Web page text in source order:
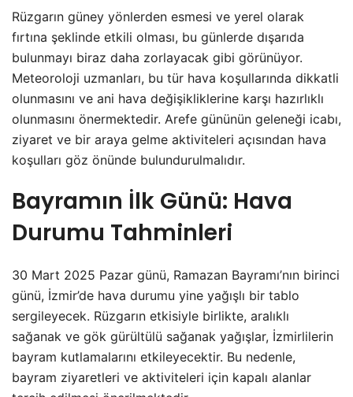
Rüzgarın güney yönlerden esmesi ve yerel olarak
fırtına şeklinde etkili olması, bu günlerde dışarıda
bulunmayı biraz daha zorlayacak gibi görünüyor.
Meteoroloji uzmanları, bu tür hava koşullarında dikkatli
olunmasını ve ani hava değişikliklerine karşı hazırlıklı
olunmasını önermektedir. Arefe gününün geleneği icabı,
ziyaret ve bir araya gelme aktiviteleri açısından hava
koşulları göz önünde bulundurulmalıdır.
Bayramın İlk Günü: Hava
Durumu Tahminleri
30 Mart 2025 Pazar günü, Ramazan Bayramı’nın birinci
günü, İzmir’de hava durumu yine yağışlı bir tablo
sergileyecek. Rüzgarın etkisiyle birlikte, aralıklı
sağanak ve gök gürültülü sağanak yağışlar, İzmirlilerin
bayram kutlamalarını etkileyecektir. Bu nedenle,
bayram ziyaretleri ve aktiviteleri için kapalı alanlar